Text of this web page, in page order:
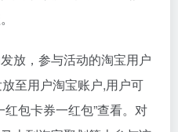
，参与活动的淘宝用户
至用户淘宝账户,用户可
红包卡券一红包”查看。对